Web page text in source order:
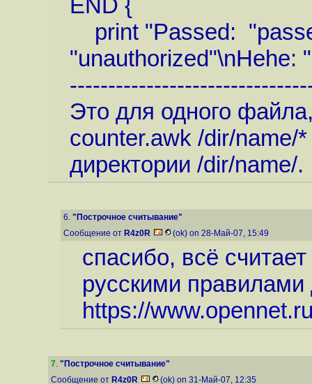
print "Passed:
"unauthorized"\nHehe:
Это для одного
counter.awk /dir/name/
директории /dir/name/.
6. "Построчное считывание"
Сообщение от R4z0R (ok) on 28-Май-07, 15:49
спасибо, всё
русскими правилами
https://
7. "Построчное считывание"
Сообщение от R4z0R (ok) on 31-Май-07, 12:35